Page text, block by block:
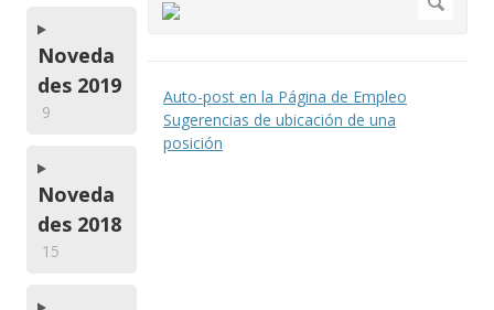
Auto-post en la Página de Empleo
Sugerencias de ubicación de una
posición
Noveda
des 2019
9
Noveda
des 2018
15